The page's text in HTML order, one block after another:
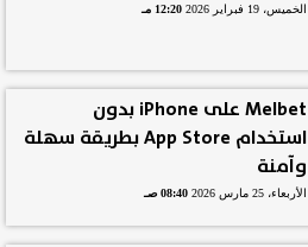
الخميس، 19 فبراير 2026 12:20 مـ
Melbet على iPhone بدون
استخدام App Store بطريقة سهلة
وآمنة
الأربعاء، 25 مارس 2026 08:40 صـ